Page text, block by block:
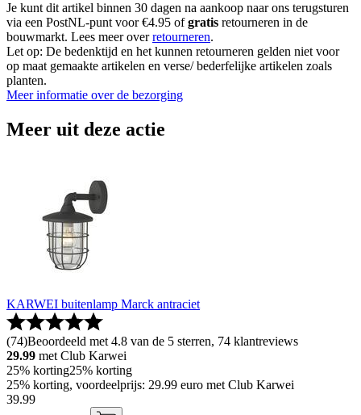
Je kunt dit artikel binnen 30 dagen na aankoop naar ons terugsturen
via een PostNL-punt voor €4.95 ofgratis retourneren in de
bouwmarkt. Lees meer overretourneren.
Let op: De bedenktijd en het kunnen retourneren gelden niet voor
op maat gemaakte artikelen en verse/ bederfelijke artikelen zoals
planten.
Meer informatie over de bezorging
Meer uit deze actie
KARWEI buitenlamp Marck antraciet
(74)Beoordeeld met 4.8 van de 5 sterren, 74 klantreviews
29.99 met Club Karwei
25% korting25% korting
25% korting, voordeelprijs: 29.99 euro met Club Karwei
39.99